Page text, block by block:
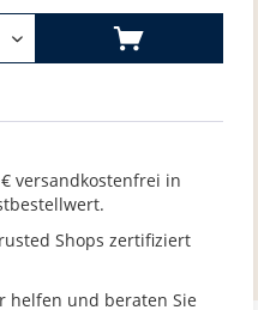
versandkostenfrei in
Shops zertifiziert
helfen und beraten Sie